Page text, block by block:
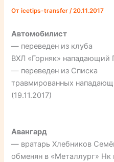
Отicetips-transfer/20.11.2017
Автомобилист
— переведен из клуба
ВХЛ «Горняк» нападающий
— переведен из Списка
травмированных
(19.11.2017)
Авангард
— вратарь Хлебников
обменян в «Металлург»